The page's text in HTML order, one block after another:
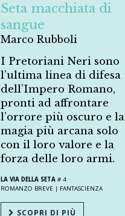
Seta macchiata di
sangue
Marco Rubboli
I Pretoriani Neri sono
l’ultima linea di difesa
dell’Impero Romano,
pronti ad affrontare
l’orrore più oscuro e la
magia più arcana solo
con il loro valore e la
forza delle loro armi.
LA VIA DELLA SETA # 4
ROMANZO BREVE | FANTASCIENZA
SCOPRI DI PIÙ